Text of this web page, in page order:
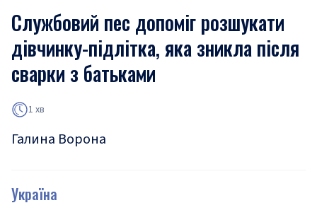
Службовий пес допоміг розшукати
дівчинку-підлітка, яка зникла після
сварки з батьками
1 хв
Галина Ворона
Україна